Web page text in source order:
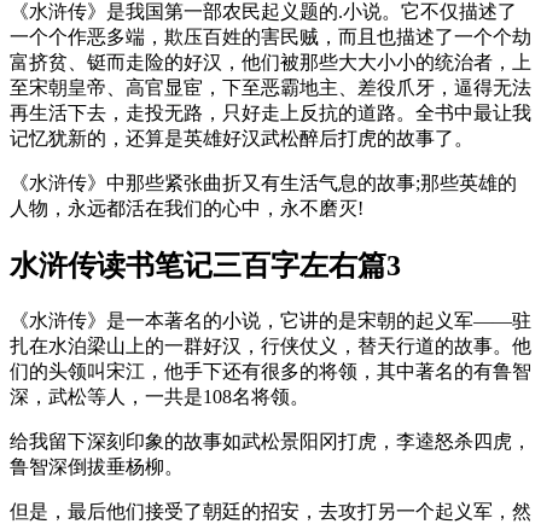
《水浒传》是我国第一部农民起义题的.小说。它不仅描述了
一个个作恶多端，欺压百姓的害民贼，而且也描述了一个个劫
富挤贫、铤而走险的好汉，他们被那些大大小小的统治者，上
至宋朝皇帝、高官显宦，下至恶霸地主、差役爪牙，逼得无法
再生活下去，走投无路，只好走上反抗的道路。全书中最让我
记忆犹新的，还算是英雄好汉武松醉后打虎的故事了。
《水浒传》中那些紧张曲折又有生活气息的故事;那些英雄的
人物，永远都活在我们的心中，永不磨灭!
水浒传读书笔记三百字左右篇3
《水浒传》是一本著名的小说，它讲的是宋朝的起义军——驻
扎在水泊梁山上的一群好汉，行侠仗义，替天行道的故事。他
们的头领叫宋江，他手下还有很多的将领，其中著名的有鲁智
深，武松等人，一共是108名将领。
给我留下深刻印象的故事如武松景阳冈打虎，李逵怒杀四虎，
鲁智深倒拔垂杨柳。
但是，最后他们接受了朝廷的招安，去攻打另一个起义军，然